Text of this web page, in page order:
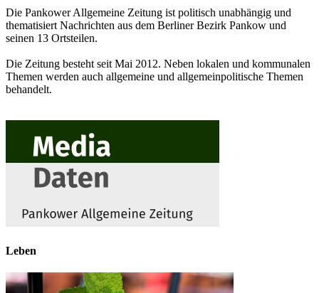
Die Pankower Allgemeine Zeitung ist politisch unabhängig und
thematisiert Nachrichten aus dem Berliner Bezirk Pankow und
seinen 13 Ortsteilen.
Die Zeitung besteht seit Mai 2012. Neben lokalen und kommunalen
Themen werden auch allgemeine und allgemeinpolitische Themen
behandelt.
Leben